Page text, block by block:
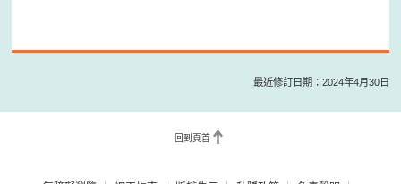
最近修訂日期：2024年4月30日
回到頁首